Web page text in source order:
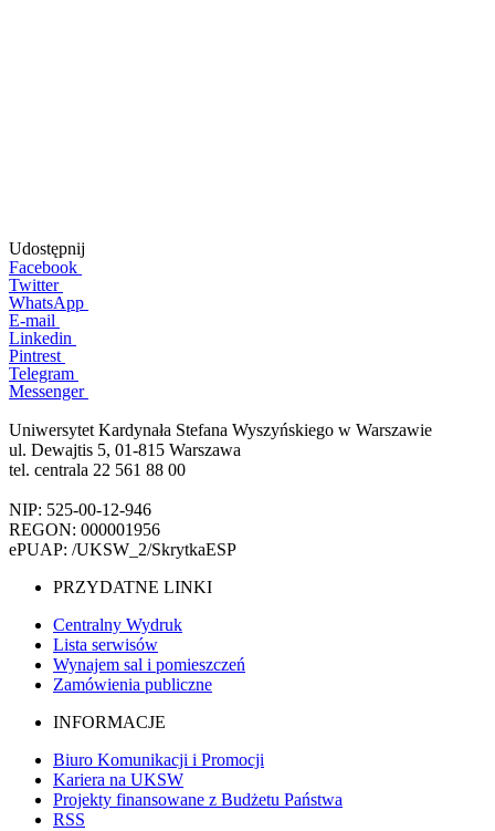
Udostępnij
Facebook
Twitter
WhatsApp
E-mail
Linkedin
Pintrest
Telegram
Messenger
Uniwersytet Kardynała Stefana Wyszyńskiego w Warszawie
ul. Dewajtis 5, 01-815 Warszawa
tel. centrala 22 561 88 00
NIP: 525-00-12-946
REGON: 000001956
ePUAP: /UKSW_2/SkrytkaESP
PRZYDATNE LINKI
Centralny Wydruk
Lista serwisów
Wynajem sal i pomieszczeń
Zamówienia publiczne
INFORMACJE
Biuro Komunikacji i Promocji
Kariera na UKSW
Projekty finansowane z Budżetu Państwa
RSS